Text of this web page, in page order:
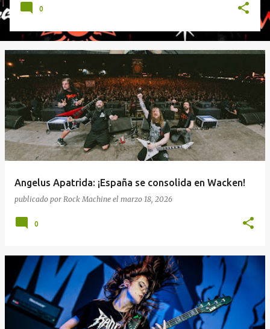
0
Angelus Apatrida: ¡España se consolida en Wacken!
publicado por Rock Machine el marzo 18, 2026
0